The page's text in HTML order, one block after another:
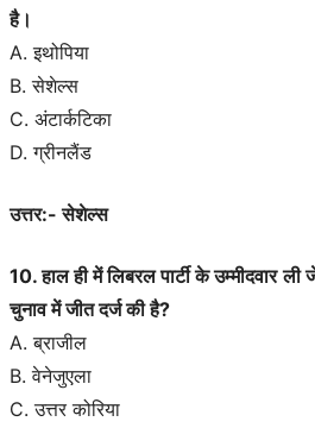
है।
A. इथोपिया
B. सेशेल्स
C. अंटार्कटिका
D. ग्रीनलैंड
उत्तर:- सेशेल्स
10. हाल ही में लिबरल पार्टी के उम्मीदवार
चुनाव में जीत दर्ज की है?
A. ब्राजील
B. वेनेजुएला
C. उत्तर कोरिया